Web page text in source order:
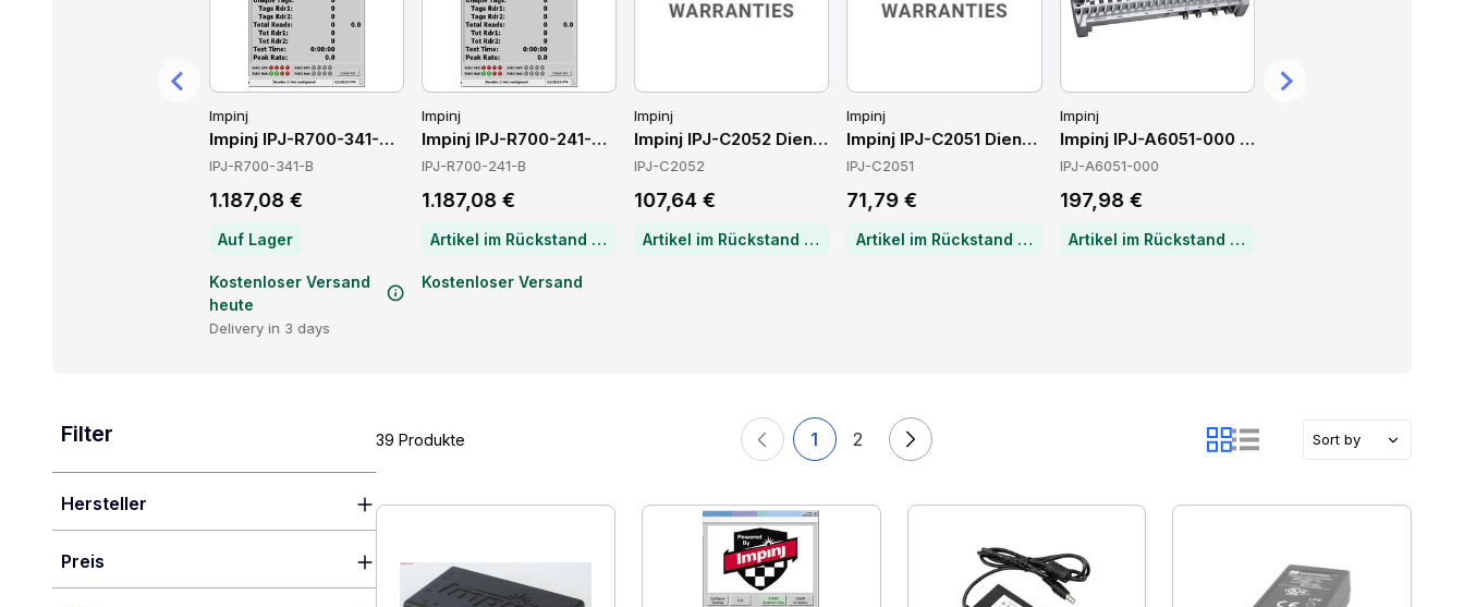
IPJ-A0404-000 Netzwerkantennen
Impinj
Impinj IPJ-R700-341-B Lesegeräte
IPJ-R700-341-B
1.187,08 €
Auf Lager
Kostenloser Versand
heute
Delivery in 3 days
Impinj
Impinj IPJ-R700-241-B Lesegeräte
IPJ-R700-241-B
1.187,08 €
Artikel im Rückstand — Lieferzeit per Chat erfragen
Kostenloser Versand
Impinj
Impinj IPJ-C2052 Dienstleistungen
IPJ-C2052
107,64 €
Artikel im Rückstand — Lieferzeit per Chat erfragen
Impinj
Impinj IPJ-C2051 Dienstleistungen
IPJ-C2051
71,79 €
Artikel im Rückstand — Lieferzeit per Chat erfragen
Impinj
Impinj IPJ-A6051-000 Accessories
IPJ-A6051-000
197,98 €
Artikel im Rückstand — Lieferzeit per Chat erfragen
Filter
Hersteller
Preis
39 Produkte 1 2 Sort by